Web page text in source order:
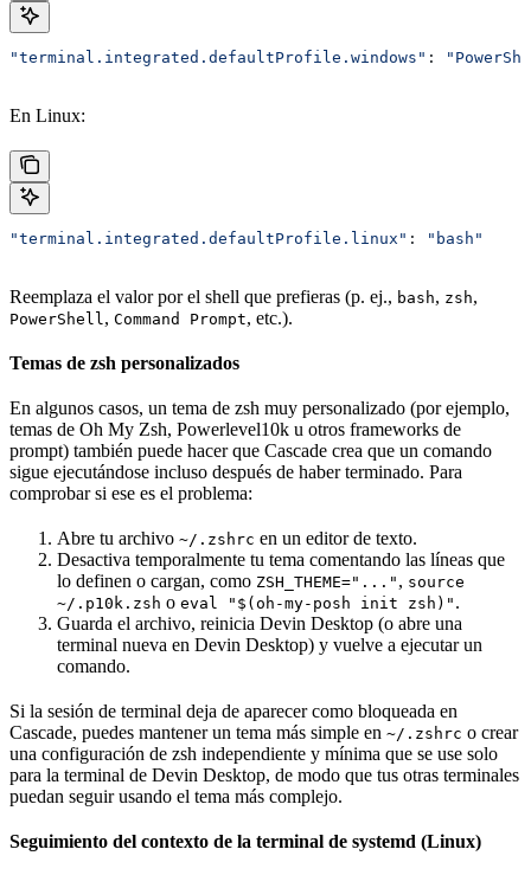
"terminal.integrated.defaultProfile.windows" :
En Linux:
"terminal.integrated.defaultProfile.linux" : "bash"
Reemplaza el valor por el shell que prefieras (p. ej., bash, zsh,
PowerShell, Command Prompt, etc.).
Temas de zsh personalizados
En algunos casos, un tema de zsh muy personalizado (por ejemplo,
temas de Oh My Zsh, Powerlevel10k u otros frameworks de
prompt) también puede hacer que Cascade crea que un comando
sigue ejecutándose incluso después de haber terminado. Para
comprobar si ese es el problema:
Abre tu archivo ~/.zshrc en un editor de texto.
Desactiva temporalmente tu tema comentando las líneas que
lo definen o cargan, como ZSH_THEME="..." , source
~/.p10k.zsh o eval "$(oh-my-posh init zsh)" .
Guarda el archivo, reinicia Devin Desktop (o abre una
terminal nueva en Devin Desktop) y vuelve a ejecutar un
comando.
Si la sesión de terminal deja de aparecer como bloqueada en
Cascade, puedes mantener un tema más simple en ~/.zshrc o crear
una configuración de zsh independiente y mínima que se use solo
para la terminal de Devin Desktop, de modo que tus otras terminales
puedan seguir usando el tema más complejo.
Seguimiento del contexto de la terminal de systemd (Linux)